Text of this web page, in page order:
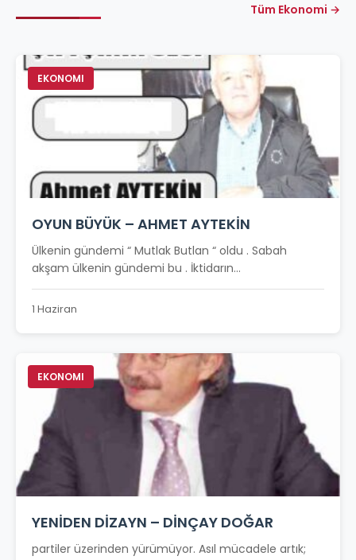
Tüm Ekonomi →
EKONOMI
OYUN BÜYÜK – AHMET AYTEKİN
Ülkenin gündemi “ Mutlak Butlan “ oldu . Sabah
akşam ülkenin gündemi bu . İktidarın...
1 Haziran
EKONOMI
YENİDEN DİZAYN – DİNÇAY DOĞAR
partiler üzerinden yürümüyor. Asıl mücadele artık;